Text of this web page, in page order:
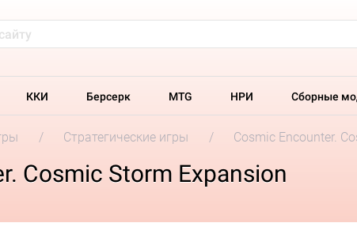
ККИ Берсерк MTG НРИ Сборные
Стратегические игры Cosmic Encounter.
Cosmic Storm Expansion